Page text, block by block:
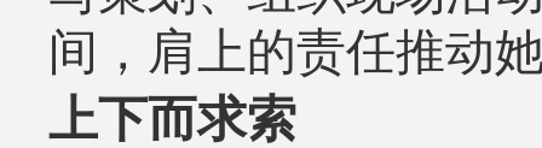
间，肩上的责任推动
上下而求索